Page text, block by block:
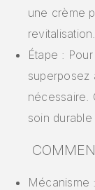
une crème
revitalisation.
Étape :
superposez
nécessaire.
soin
Mécanisme